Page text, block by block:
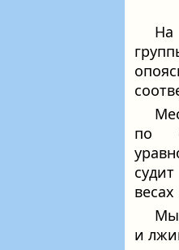
На
по
Мы
и